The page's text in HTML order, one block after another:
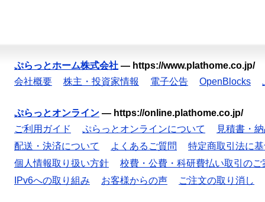
ぷらっとホーム株式会社 — https://www.plathome.co.jp/
会社概要
株主・投資家情報 電子公告 OpenBlocks
ぷらっとオンライン — https://online.plathome.co.jp/
ご利用ガイド
ぷらっとオンラインについて
見積書・
配送・決済について
よくあるご質問
特定商取引法に
個人情報取り扱い方針
校費・公費・科研費払い取引のご
IPv6への取り組み
お客様からの声 ご注文の取り消し